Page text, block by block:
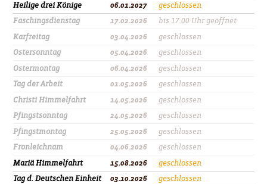
Heilige drei Könige
06.01.2027
geschlossen
Faschingsdienstag
17.02.2026
bis 17:00 Uhr geöffnet
Karfreitag
03.04.2026
geschlossen
Ostersonntag
05.04.2026
geschlossen
Ostermontag
06.04.2026
geschlossen
Tag der Arbeit
01.05.2026
geschlossen
Christi Himmelfahrt
14.05.2026
geschlossen
Pfingstsonntag
24.05.2026
geschlossen
Pfingstmontag
25.05.2026
geschlossen
Fronleichnam
04.06.2026
geschlossen
Mariä Himmelfahrt
15.08.2026
geschlossen
Tag d. Deutschen Einheit
03.10.2026
geschlossen